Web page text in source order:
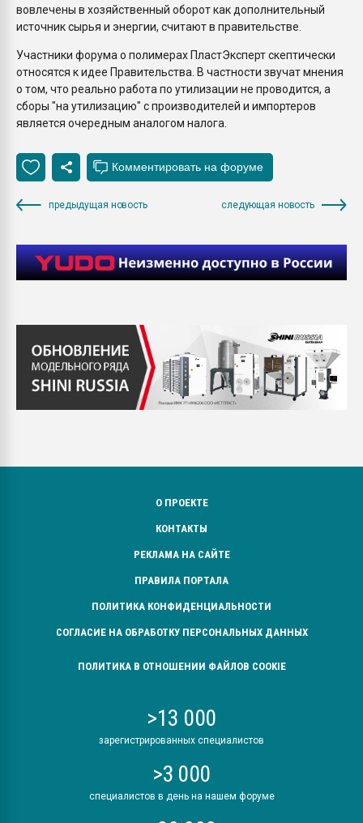
вовлечены в хозяйственный оборот как дополнительный
источник сырья и энергии, считают в правительстве.
Участники форума о полимерах ПластЭксперт скептически
относятся к идее Правительства. В частности звучат мнения
о том, что реально работа по утилизации не проводится, а
сборы "на утилизацию" с производителей и импортеров
является очередным аналогом налога.
предыдущая новость следующая новость
О ПРОЕКТЕ
КОНТАКТЫ
РЕКЛАМА НА САЙТЕ
ПРАВИЛА ПОРТАЛА
ПОЛИТИКА КОНФИДЕНЦИАЛЬНОСТИ
СОГЛАСИЕ НА ОБРАБОТКУ ПЕРСОНАЛЬНЫХ ДАННЫХ
ПОЛИТИКА В ОТНОШЕНИИ ФАЙЛОВ COOKIE
>13 000
зарегистрированных специалистов
>3 000
специалистов в день на нашем форуме